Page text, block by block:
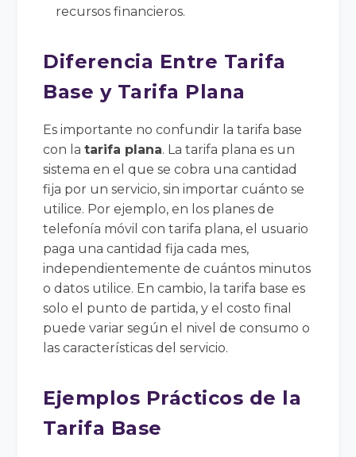
recursos financieros.
Diferencia Entre Tarifa
Base y Tarifa Plana
Es importante no confundir la tarifa base
con latarifa plana. La tarifa plana es un
sistema en el que se cobra una cantidad
fija por un servicio, sin importar cuánto se
utilice. Por ejemplo, en los planes de
telefonía móvil con tarifa plana, el usuario
paga una cantidad fija cada mes,
independientemente de cuántos minutos
o datos utilice. En cambio, la tarifa base es
solo el punto de partida, y el costo final
puede variar según el nivel de consumo o
las características del servicio.
Ejemplos Prácticos de la
Tarifa Base